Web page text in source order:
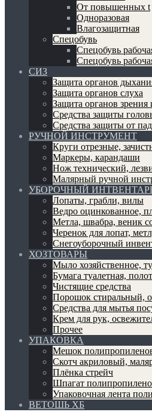
От повышенных t
Одноразовая
Влагозащитная
Спецобувь
Спецобувь
Спецобувь
СИЗ
Защита органов
Защита органов слуха
Защита органов зрения
Средства защиты
Средства защиты от
РУЧНОЙ ИНСТРУМЕНТ
Круги отрезные,
Маркеры, карандаши
Нож технический,
Малярный ручной
УБОРОЧНЫЙ
Лопаты, грабли, вилы
Ведро оцинкованное,
Метла, швабра, веник
Черенок для лопат,
Снегоуборочный
ХОЗТОВАРЫ
Мыло хозяйственное,
Бумага туалетная,
Чистящие средства
Порошок стиральный,
Средства для мытья
Крем для рук,
Прочее
УПАКОВКА
Мешок
Скотч акриловый,
Плёнка стрейч
Шпагат
Упаковочная лента
ВЕТОШЬ ХБ